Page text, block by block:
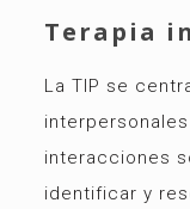
Terapia
La TIP se
interacciones
identificar y